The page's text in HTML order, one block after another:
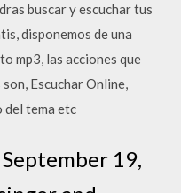
buscar y escuchar tus
disponemos de una
mp3, las acciones que
Escuchar Online,
del tema etc
19,